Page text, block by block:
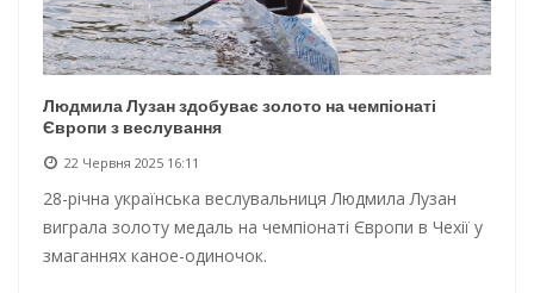
Людмила Лузан здобуває золото на чемпіонаті
Європи з веслування
22 Червня 2025 16:11
28-річна українська веслувальниця Людмила Лузан
виграла золоту медаль на чемпіонаті Європи в Чехії у
змаганнях каное-одиночок.